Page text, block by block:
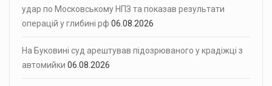
удар по Московському НПЗ та показав результати
операцій у глибині рф 06.08.2026
На Буковині суд арештував підозрюваного у крадіжці з
автомийки 06.08.2026